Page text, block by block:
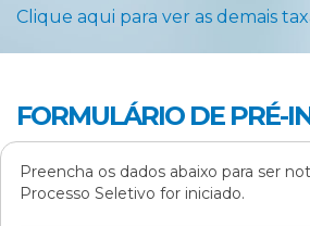
Clique aqui para ver as demais
FORMULÁRIO DE PRÉ-
Preencha os dados abaixo para ser
Processo Seletivo for iniciado.